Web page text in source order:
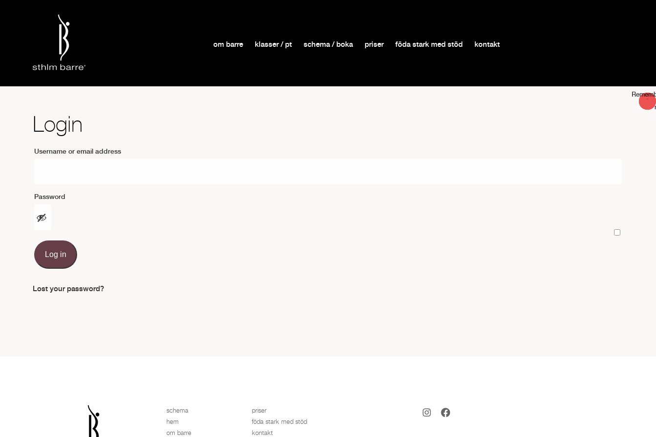
om barre klasser / pt schema / boka priser föda stark med stöd kontakt
Login
Username or email address
Password
Log in
Lost your password?
schema
hem
om barre
priser
föda stark med stöd
kontakt